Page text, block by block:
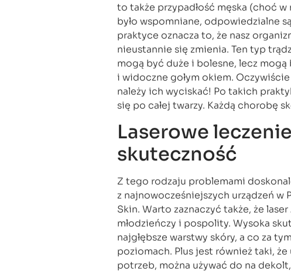
to także przypadłość męska (choć
było wspomniane, odpowiedzialne
praktyce oznacza to, że nasz
nieustannie się zmienia. Ten typ
mogą być duże i bolesne, lecz
i widoczne gołym okiem.
należy ich wyciskać! Po takich
się po całej twarzy. Każdą chorobę
Laserowe
skuteczność
Z tego rodzaju problemami
z najnowocześniejszych urządzeń w
Skin. Warto zaznaczyć także, że
młodzieńczy i pospolity. Wysoka
najgłębsze warstwy skóry, a co za
poziomach. Plus jest również taki,
potrzeb, można używać do na